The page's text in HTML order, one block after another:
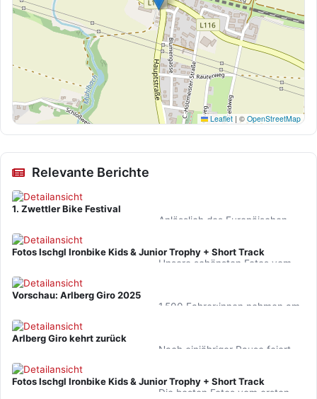
Leaflet | © OpenStreetMap
Relevante Berichte
1. Zwettler Bike Festival
Anlässlich des Europäischen
Aktivprogramm für Groß und…
Fotos Ischgl Ironbike Kids & Junior Trophy + Short Track
Unsere schönsten Fotos vom
ihr hier. Beim Short…
Vorschau: Arlberg Giro 2025
1.500 Fahrer:innen nehmen am
Ganifertal springt für die…
Arlberg Giro kehrt zurück
Nach einjähriger Pause feiert
Night Sprint startet das…
Fotos Ischgl Ironbike Kids & Junior Trophy + Short Track
Die besten Fotos vom ersten